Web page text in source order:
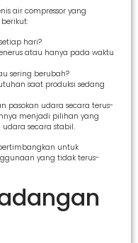
air compressor yang
hari?
atau hanya pada waktu
sering berubah?
saat produksi sedang
pasokan udara secara terus-
menjadi pilihan yang
secara stabil.
untuk
yang tidak terus-